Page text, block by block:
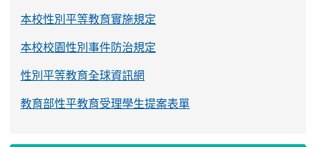
本校性別平等教育實施規定
本校校園性別事件防治規定
性別平等教育全球資訊網
教育部性平教育受理學生提案表單